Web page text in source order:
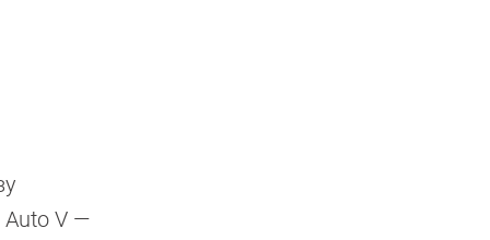
Auto V —